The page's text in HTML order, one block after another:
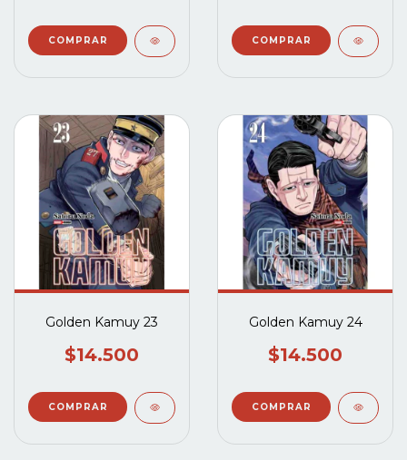
Golden Kamuy 23
$14.500
Golden Kamuy 24
$14.500